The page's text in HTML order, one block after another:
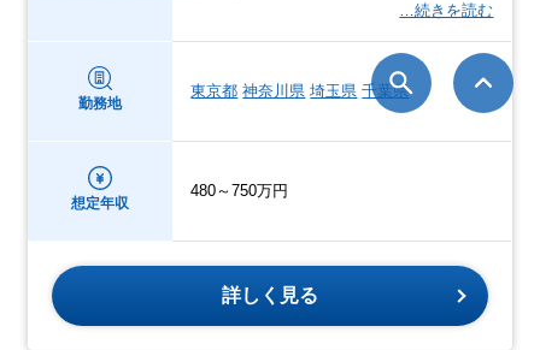
…続きを読む
勤務地
東京都 神奈川県 埼玉県 千葉県
想定年収
480～750万円
詳しく見る